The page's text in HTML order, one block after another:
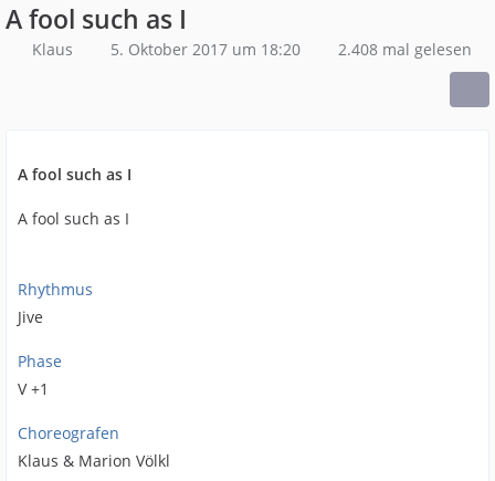
A fool such as I
Klaus 5. Oktober 2017 um 18:20 2.408 mal gelesen
A fool such as I
A fool such as I
Rhythmus
Jive
Phase
V +1
Choreografen
Klaus & Marion Völkl